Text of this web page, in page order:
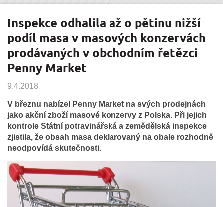
Inspekce odhalila až o pětinu nižší
podíl masa v masových konzervách
prodávaných v obchodním řetězci
Penny Market
9.4.2018
V březnu nabízel Penny Market na svých prodejnách
jako akční zboží masové konzervy z Polska. Při jejich
kontrole Státní potravinářská a zemědělská inspekce
zjistila, že obsah masa deklarovaný na obale rozhodně
neodpovídá skutečnosti.